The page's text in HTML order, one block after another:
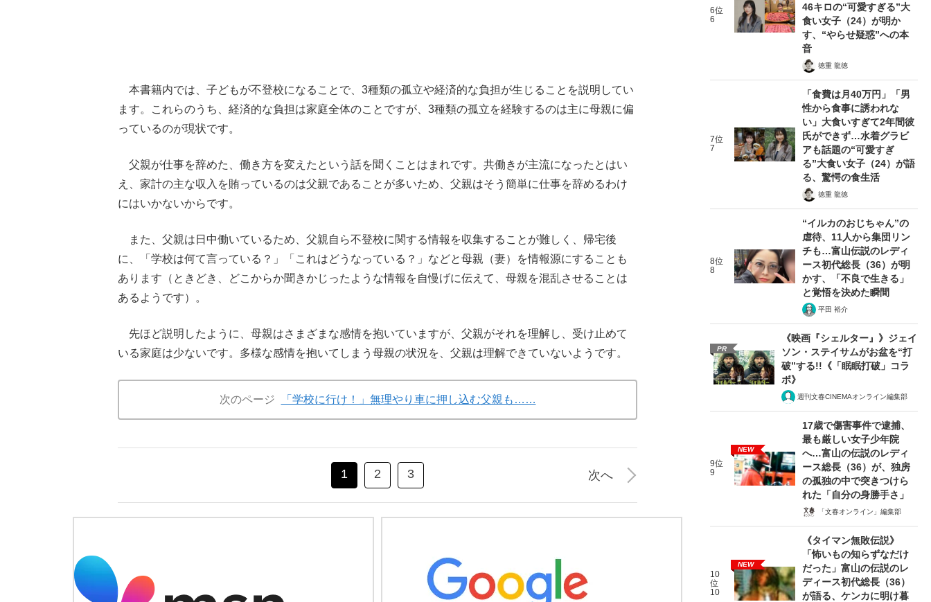
本書籍内では、子どもが不登校になることで、3種類の孤立や経済的な負担が生じることを説明してい
ます。これらのうち、経済的な負担は家庭全体のことですが、3種類の孤立を経験するのは主に母親に偏
っているのが現状です。
父親が仕事を辞めた、働き方を変えたという話を聞くことはまれです。共働きが主流になったとはい
え、家計の主な収入を賄っているのは父親であることが多いため、父親はそう簡単に仕事を辞めるわけ
にはいかないからです。
また、父親は日中働いているため、父親自ら不登校に関する情報を収集することが難しく、帰宅後
に、「学校は何て言っている？」「これはどうなっている？」などと母親（妻）を情報源にすることも
あります（ときどき、どこからか聞きかじったような情報を自慢げに伝えて、母親を混乱させることは
あるようです）。
先ほど説明したように、母親はさまざまな感情を抱いていますが、父親がそれを理解し、受け止めて
いる家庭は少ないです。多様な感情を抱いてしまう母親の状況を、父親は理解できていないようです。
次のページ 「学校に行け！」無理やり車に押し込む父親も……
1 2 3 次へ
6位
6
46キロの“可愛すぎる”大
食い女子（24）が明か
す、“やらせ疑惑”への本
音
徳重 龍徳
7位
7
「食費は月40万円」「男
性から食事に誘われな
い」大食いすぎて2年間彼
氏ができず…水着グラビ
アも話題の“可愛すぎ
る”大食い女子（24）が語
る、驚愕の食生活
徳重 龍徳
8位
8
“イルカのおじちゃん”の
虐待、11人から集団リン
チも…富山伝説のレディ
ース初代総長（36）が明
かす、「不良で生きる」
と覚悟を決めた瞬間
平田 裕介
PR
《映画『シェルター』》ジェイ
ソン・ステイサムがお盆を“打
破”する!!《「眠眠打破」コラ
ボ》
週刊文春CINEMAオンライン編集部
9位
9
NEW
17歳で傷害事件で逮捕、
最も厳しい女子少年院
へ…富山の伝説のレディ
ース総長（36）が、独房
の孤独の中で突きつけら
れた「自分の身勝手さ」
「文春オンライン」編集部
10
位
10
NEW
《タイマン無敗伝説》
「怖いもの知らずなだけ
だった」富山の伝説のレ
ディース初代総長（36）
が語る、ケンカに明け暮